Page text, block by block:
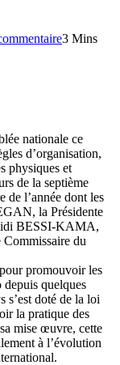
3 Mins
nationale ce
d’organisation,
physiques et
de la septième
de l’année dont les
la Présidente
BESSI-KAMA,
du
promouvoir les
quelques
s’est doté de la loi
la pratique des
mise œuvre, cette
à l’évolution